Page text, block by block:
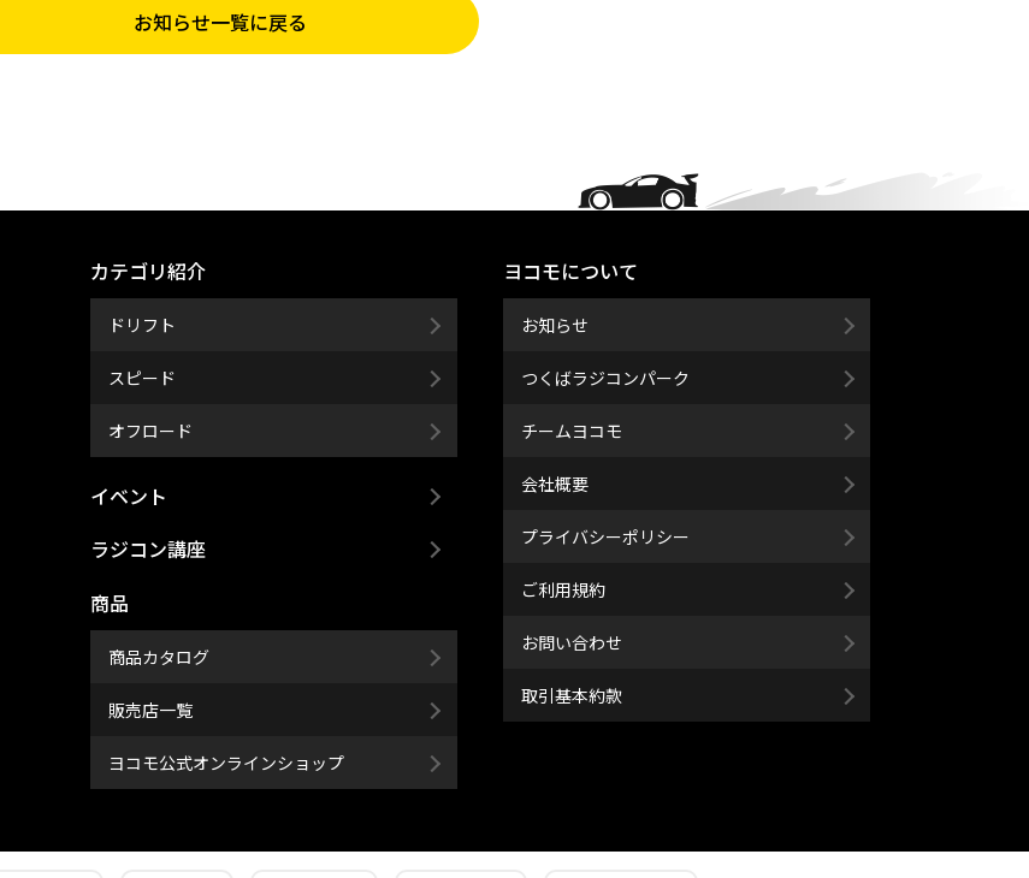
お知らせ一覧に戻る
カテゴリ紹介
ドリフト
スピード
オフロード
イベント
ラジコン講座
商品
商品カタログ
販売店一覧
ヨコモ公式オンラインショップ
ヨコモについて
お知らせ
つくばラジコンパーク
チームヨコモ
会社概要
プライバシーポリシー
ご利用規約
お問い合わせ
取引基本約款